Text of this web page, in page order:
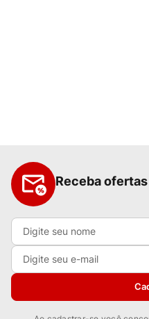
Receba